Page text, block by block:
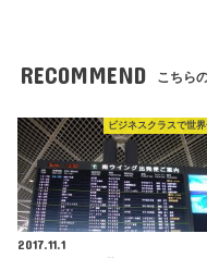
RECOMMEND こちら
ビジネスクラスで世界
2017.11.1